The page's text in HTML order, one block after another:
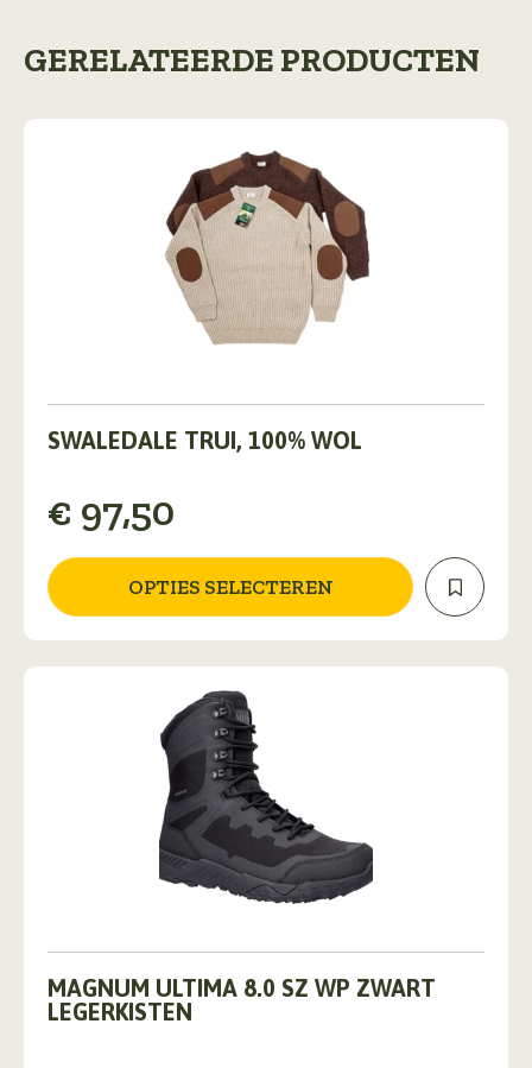
GERELATEERDE PRODUCTEN
SWALEDALE TRUI, 100% WOL
€ 97,50
OPTIES SELECTEREN
product
variaties.
Deze
kan
gekozen
worden
op
de
MAGNUM ULTIMA 8.0 SZ WP ZWART
LEGERKISTEN
product
heeft